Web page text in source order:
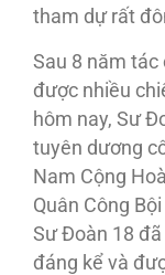
tham dự rất
Sau 8 năm tác
được nhiều
hôm nay, Sư
tuyên dương
Nam Cộng
Quân Công
Sư Ðoàn 18
đáng kể và